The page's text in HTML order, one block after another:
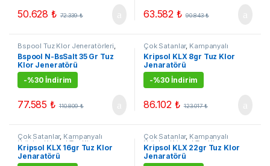
50.628₺ 72.339₺ 63.582₺ 90.843₺
Bspool Tuz Klor Jeneratörleri
Tuz Klor Jenerarörleri
Bspool N-BsSalt 35 Gr Tuz
Klor Jeneratörü
-%30 İndirim
77.585₺ 110.809₺
Çok Satanlar, Kampanyalı
Ürünler ,Kripsol Tuz Klor
Jeneratörleri, Tuz Klor
Jenerarörleri
Kripsol KLX 8gr Tuz Klor
Jenaratörü
-%30 İndirim
86.102₺ 123.017₺
Çok Satanlar, Kampanyalı
Ürünler ,Kripsol Tuz Klor
Jeneratörleri, Tuz Klor
Jenerarörleri
Kripsol KLX 16gr Tuz Klor
Jenaratörü
Çok Satanlar, Kampanyalı
Ürünler ,Kripsol Tuz Klor
Jeneratörleri, Tuz Klor
Jenerarörleri
Kripsol KLX 22gr Tuz Klor
Jenaratörü